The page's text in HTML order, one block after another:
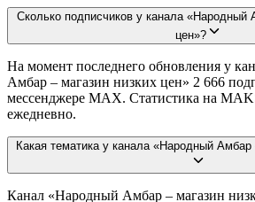
Сколько подписчиков у канала «Народный
цен»?
На момент последнего обновления у
Амбар – магазин низких цен» 2 666
мессенджере MAX. Статистика на
ежедневно.
Какая тематика у канала «Народный Амбар
Канал «Народный Амбар – магазин